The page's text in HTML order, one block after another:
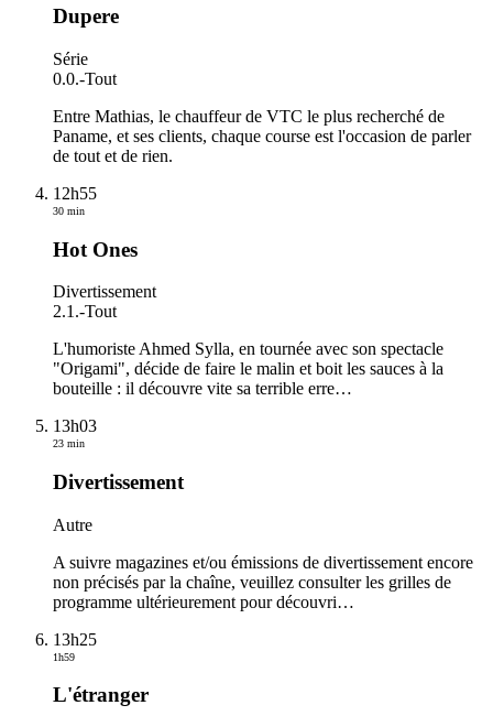
Dupere
Série
0.0.-Tout
Entre Mathias, le chauffeur de VTC le plus recherché de
Paname, et ses clients, chaque course est l'occasion de parler
de tout et de rien.
12h55
30 min
Hot Ones
Divertissement
2.1.-Tout
L'humoriste Ahmed Sylla, en tournée avec son spectacle
"Origami", décide de faire le malin et boit les sauces à la
bouteille : il découvre vite sa terrible erre…
13h03
23 min
Divertissement
Autre
A suivre magazines et/ou émissions de divertissement encore
non précisés par la chaîne, veuillez consulter les grilles de
programme ultérieurement pour découvri…
13h25
1h59
L'étranger